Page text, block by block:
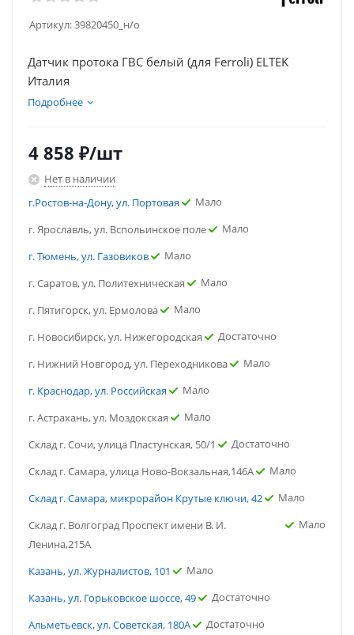
Артикул:39820450_н/о
Датчик протока ГВС белый (для Ferroli) ELTEK
Италия
Подробнее
4 858 ₽/шт
Нет в наличии
г.Ростов-на-Дону, ул. Портовая
Мало
г. Ярославль, ул. Вспольинское поле
Мало
г. Тюмень, ул. Газовиков
Мало
г. Саратов, ул. Политехническая
Мало
г. Пятигорск, ул. Ермолова
Мало
г. Новосибирск, ул. Нижегородская
Достаточно
г. Нижний Новгород, ул. Переходникова
Мало
г. Краснодар, ул. Российская
Мало
г. Астрахань, ул. Моздокская
Мало
Склад г. Сочи, улица Пластунская, 50/1
Достаточно
Склад г. Самара, улица Ново-Вокзальная,146А
Мало
Склад г. Самара, микрорайон Крутые ключи, 42
Мало
Склад г. Волгоград Проспект имени В. И.
Ленина,215А
Мало
Казань, ул. Журналистов, 101
Мало
Казань, ул. Горьковское шоссе, 49
Достаточно
Альметьевск, ул. Советская, 180А
Достаточно